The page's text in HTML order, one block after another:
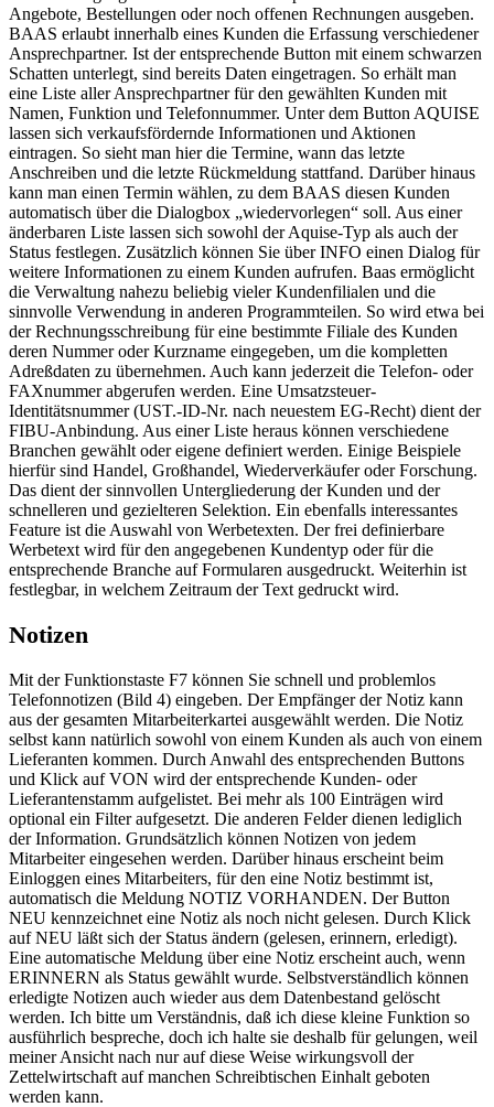
Angebote, Bestellungen oder noch offenen Rechnungen ausgeben.
BAAS erlaubt innerhalb eines Kunden die Erfassung verschiedener
Ansprechpartner. Ist der entsprechende Button mit einem schwarzen
Schatten unterlegt, sind bereits Daten eingetragen. So erhält man
eine Liste aller Ansprechpartner für den gewählten Kunden mit
Namen, Funktion und Telefonnummer. Unter dem Button AQUISE
lassen sich verkaufsfördernde Informationen und Aktionen
eintragen. So sieht man hier die Termine, wann das letzte
Anschreiben und die letzte Rückmeldung stattfand. Darüber hinaus
kann man einen Termin wählen, zu dem BAAS diesen Kunden
automatisch über die Dialogbox „wiedervorlegen“ soll. Aus einer
änderbaren Liste lassen sich sowohl der Aquise-Typ als auch der
Status festlegen. Zusätzlich können Sie über INFO einen Dialog für
weitere Informationen zu einem Kunden aufrufen. Baas ermöglicht
die Verwaltung nahezu beliebig vieler Kundenfilialen und die
sinnvolle Verwendung in anderen Programmteilen. So wird etwa bei
der Rechnungsschreibung für eine bestimmte Filiale des Kunden
deren Nummer oder Kurzname eingegeben, um die kompletten
Adreßdaten zu übernehmen. Auch kann jederzeit die Telefon- oder
FAXnummer abgerufen werden. Eine Umsatzsteuer-
Identitätsnummer (UST.-ID-Nr. nach neuestem EG-Recht) dient der
FIBU-Anbindung. Aus einer Liste heraus können verschiedene
Branchen gewählt oder eigene definiert werden. Einige Beispiele
hierfür sind Handel, Großhandel, Wiederverkäufer oder Forschung.
Das dient der sinnvollen Untergliederung der Kunden und der
schnelleren und gezielteren Selektion. Ein ebenfalls interessantes
Feature ist die Auswahl von Werbetexten. Der frei definierbare
Werbetext wird für den angegebenen Kundentyp oder für die
entsprechende Branche auf Formularen ausgedruckt. Weiterhin ist
festlegbar, in welchem Zeitraum der Text gedruckt wird.
Notizen
Mit der Funktionstaste F7 können Sie schnell und problemlos
Telefonnotizen (Bild 4) eingeben. Der Empfänger der Notiz kann
aus der gesamten Mitarbeiterkartei ausgewählt werden. Die Notiz
selbst kann natürlich sowohl von einem Kunden als auch von einem
Lieferanten kommen. Durch Anwahl des entsprechenden Buttons
und Klick auf VON wird der entsprechende Kunden- oder
Lieferantenstamm aufgelistet. Bei mehr als 100 Einträgen wird
optional ein Filter aufgesetzt. Die anderen Felder dienen lediglich
der Information. Grundsätzlich können Notizen von jedem
Mitarbeiter eingesehen werden. Darüber hinaus erscheint beim
Einloggen eines Mitarbeiters, für den eine Notiz bestimmt ist,
automatisch die Meldung NOTIZ VORHANDEN. Der Button
NEU kennzeichnet eine Notiz als noch nicht gelesen. Durch Klick
auf NEU läßt sich der Status ändern (gelesen, erinnern, erledigt).
Eine automatische Meldung über eine Notiz erscheint auch, wenn
ERINNERN als Status gewählt wurde. Selbstverständlich können
erledigte Notizen auch wieder aus dem Datenbestand gelöscht
werden. Ich bitte um Verständnis, daß ich diese kleine Funktion so
ausführlich bespreche, doch ich halte sie deshalb für gelungen, weil
meiner Ansicht nach nur auf diese Weise wirkungsvoll der
Zettelwirtschaft auf manchen Schreibtischen Einhalt geboten
werden kann.